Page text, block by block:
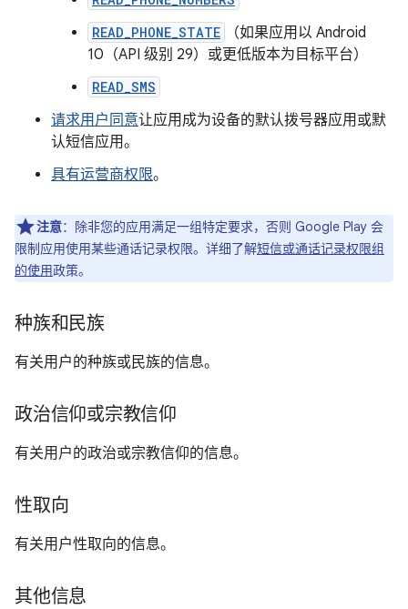
READ_PHONE_STATE
（如果应用以 Android
10（API 级别 29）或更低版本为目标平台）
READ_SMS
请求用户同意让应用成为设备的默认拨号器应用或默
认短信应用。
具有运营商权限。
注意：除非您的应用满足一组特定要求，否则 Google Play 会
限制应用使用某些通话记录权限。详细了解短信或通话记录权限组
的使用政策。
种族和民族
有关用户的种族或民族的信息。
政治信仰或宗教信仰
有关用户的政治或宗教信仰的信息。
性取向
有关用户性取向的信息。
其他信息